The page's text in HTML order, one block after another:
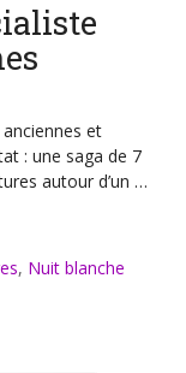
et
: une saga de 7
autour d’un …
, Nuit blanche